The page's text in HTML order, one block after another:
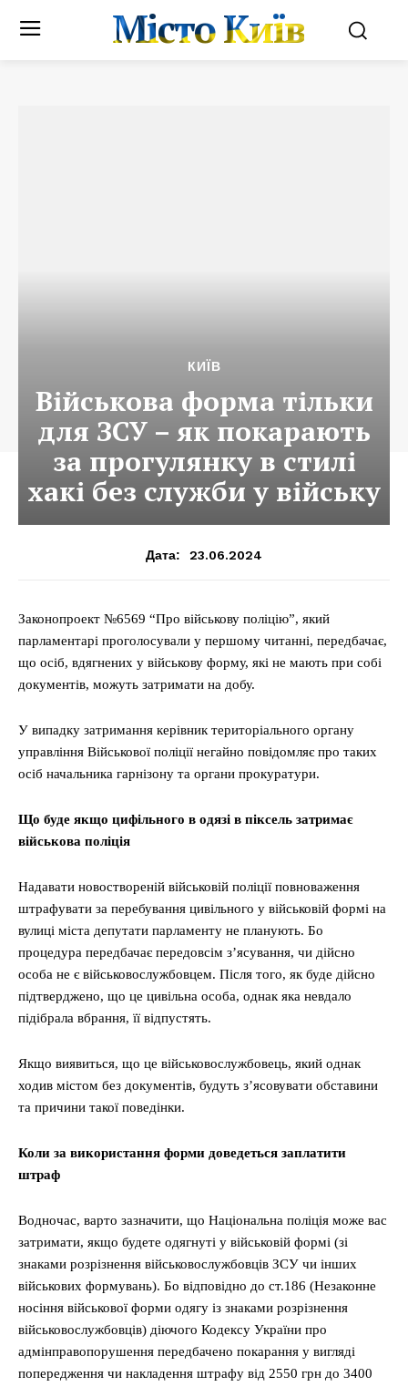
Місто Київ
КИЇВ
Військова форма тільки
для ЗСУ – як покарають
за прогулянку в стилі
хакі без служби у війську
Дата: 23.06.2024
Законопроект №6569 “Про військову поліцію”, який
парламентарі проголосували у першому читанні, передбачає,
що осіб, вдягнених у військову форму, які не мають при собі
документів, можуть затримати на добу.
У випадку затримання керівник територіального органу
управління Військової поліції негайно повідомляє про таких
осіб начальника гарнізону та органи прокуратури.
Що буде якщо цифільного в одязі в піксель затримає
військова поліція
Надавати новоствореній військовій поліції повноваження
штрафувати за перебування цивільного у військовій формі на
вулиці міста депутати парламенту не планують. Бо
процедура передбачає передовсім з’ясування, чи дійсно
особа не є військовослужбовцем. Після того, як буде дійсно
підтверджено, що це цивільна особа, однак яка невдало
підібрала вбрання, її відпустять.
Якщо виявиться, що це військовослужбовець, який однак
ходив містом без документів, будуть з’ясовувати обставини
та причини такої поведінки.
Коли за використання форми доведеться заплатити
штраф
Водночас, варто зазначити, що Національна поліція може вас
затримати, якщо будете одягнуті у військовій формі (зі
знаками розрізнення військовослужбовців ЗСУ чи інших
військових формувань). Бо відповідно до ст.186 (Незаконне
носіння військової форми одягу із знаками розрізнення
військовослужбовців) діючого Кодексу України про
адмінправопорушення передбачено покарання у вигляді
попередження чи накладення штрафу від 2550 грн до 3400